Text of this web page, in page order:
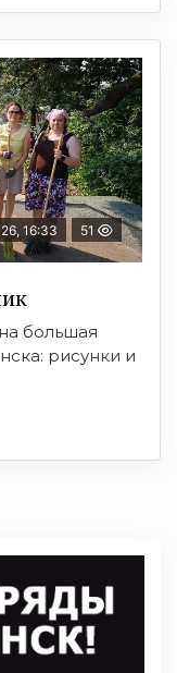
16:33 51
большая
рисунки и